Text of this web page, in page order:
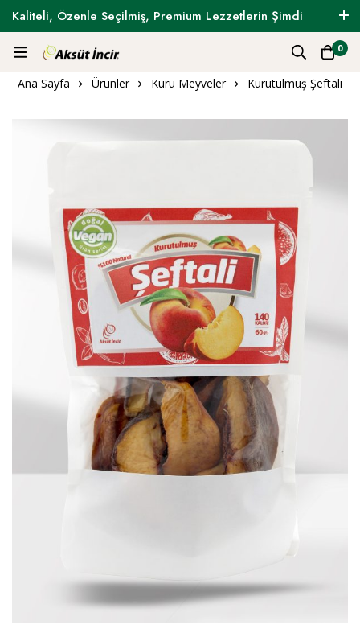
Kaliteli, Özenle Seçilmiş, Premium Lezzetlerin Şimdi
Tam Zamanı !
0
Ana Sayfa Ürünler Kuru Meyveler Kurutulmuş Şeftali